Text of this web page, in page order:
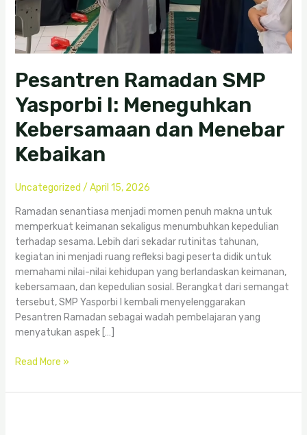
Pesantren Ramadan SMP
Yasporbi I: Meneguhkan
Kebersamaan dan Menebar
Kebaikan
Uncategorized / April 15, 2026
Ramadan senantiasa menjadi momen penuh makna untuk
memperkuat keimanan sekaligus menumbuhkan kepedulian
terhadap sesama. Lebih dari sekadar rutinitas tahunan,
kegiatan ini menjadi ruang refleksi bagi peserta didik untuk
memahami nilai-nilai kehidupan yang berlandaskan keimanan,
kebersamaan, dan kepedulian sosial. Berangkat dari semangat
tersebut, SMP Yasporbi I kembali menyelenggarakan
Pesantren Ramadan sebagai wadah pembelajaran yang
menyatukan aspek […]
Read More »